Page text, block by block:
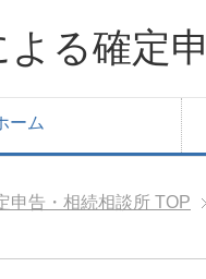
る確定
ーム
申告・相続相談所 TOP